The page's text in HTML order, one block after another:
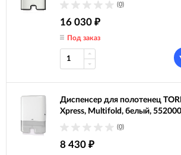
(0)
16 030 ₽
Под заказ
Диспенсер для полотенец
Xpress, Multifold, белый, 552000
(0)
8 430 ₽